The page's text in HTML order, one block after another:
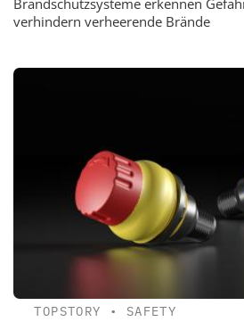
Brandschutzsysteme erkennen
verhindern verheerende Brände
TOPSTORY • SAFETY